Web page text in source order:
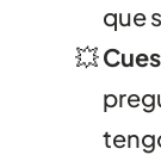
que